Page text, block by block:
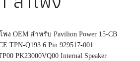
ง OEM สำหรับ Pavilion Power 15-CB
TPN-Q193 6 Pin 929517-001
PK23000VQ00 Internal Speaker